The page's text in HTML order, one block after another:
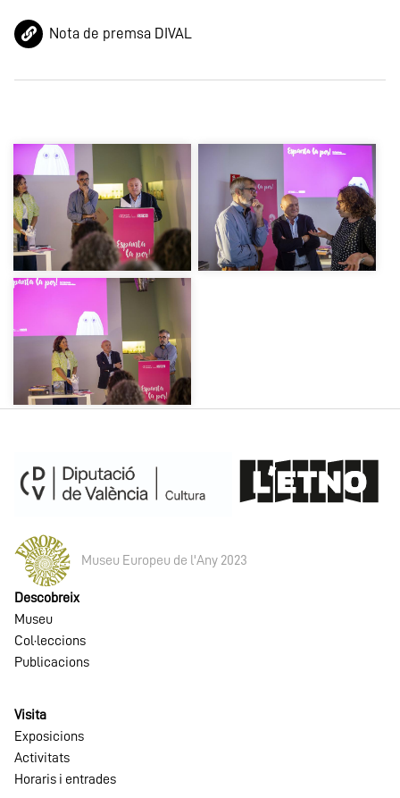
Nota de premsa DIVAL
Museu Europeu de l'Any 2023
Descobreix
Museu
Col·leccions
Publicacions
Visita
Exposicions
Activitats
Horaris i entrades